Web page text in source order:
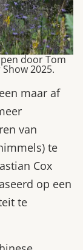
door Tom
Show 2025.
maar af
van
te
Cox
op een
te